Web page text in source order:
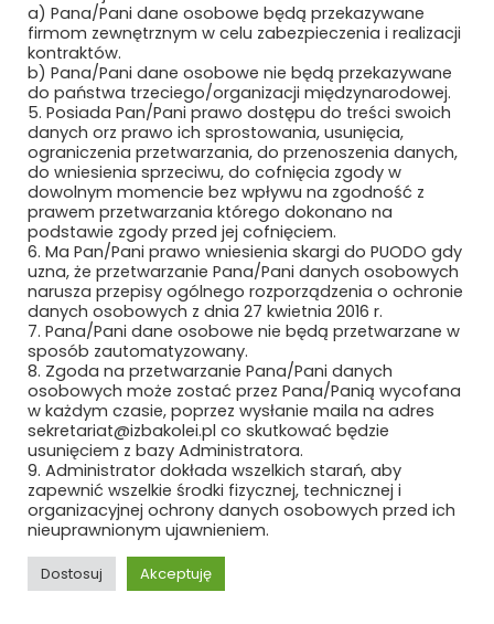
MIĘDZYNARODOWE TARGI POZNAŃSKIE
SP. Z O.O.
MIKRONIKA SP. Z O.O.
MILLENNIUM LEASING SP. Z O.O.
MK SEATS SP. Z O.O.
MMR GROUP SP. Z O.O
MMT IDEA SP. Z O.O. SP. K.
MODERTRANS POZNAŃ SP. Z O.O.
MOJ S.A.
MOJ S.A. KUŹNIA OSOWIEC
MOTIVIZER SP. Z O.O.
MOTO SOLID PLUS SP. Z O.O.
MT-PROJEKT SP. Z O.O.
a) Pana/Pani dane osobowe będą przekazywane
firmom zewnętrznym w celu zabezpieczenia i realizacji
kontraktów.
b) Pana/Pani dane osobowe nie będą przekazywane
do państwa trzeciego/organizacji międzynarodowej.
5. Posiada Pan/Pani prawo dostępu do treści swoich
danych orz prawo ich sprostowania, usunięcia,
ograniczenia przetwarzania, do przenoszenia danych,
do wniesienia sprzeciwu, do cofnięcia zgody w
dowolnym momencie bez wpływu na zgodność z
prawem przetwarzania którego dokonano na
podstawie zgody przed jej cofnięciem.
6. Ma Pan/Pani prawo wniesienia skargi do PUODO gdy
uzna, że przetwarzanie Pana/Pani danych osobowych
narusza przepisy ogólnego rozporządzenia o ochronie
danych osobowych z dnia 27 kwietnia 2016 r.
7. Pana/Pani dane osobowe nie będą przetwarzane w
sposób zautomatyzowany.
8. Zgoda na przetwarzanie Pana/Pani danych
osobowych może zostać przez Pana/Panią wycofana
w każdym czasie, poprzez wysłanie maila na adres
sekretariat@izbakolei.pl co skutkować będzie
usunięciem z bazy Administratora.
9. Administrator dokłada wszelkich starań, aby
zapewnić wszelkie środki fizycznej, technicznej i
organizacyjnej ochrony danych osobowych przed ich
nieuprawnionym ujawnieniem.
Dostosuj Akceptuję